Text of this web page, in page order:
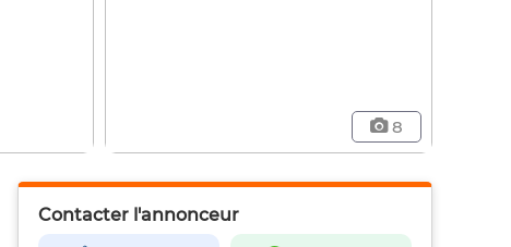
8
Contacter l'annonceur